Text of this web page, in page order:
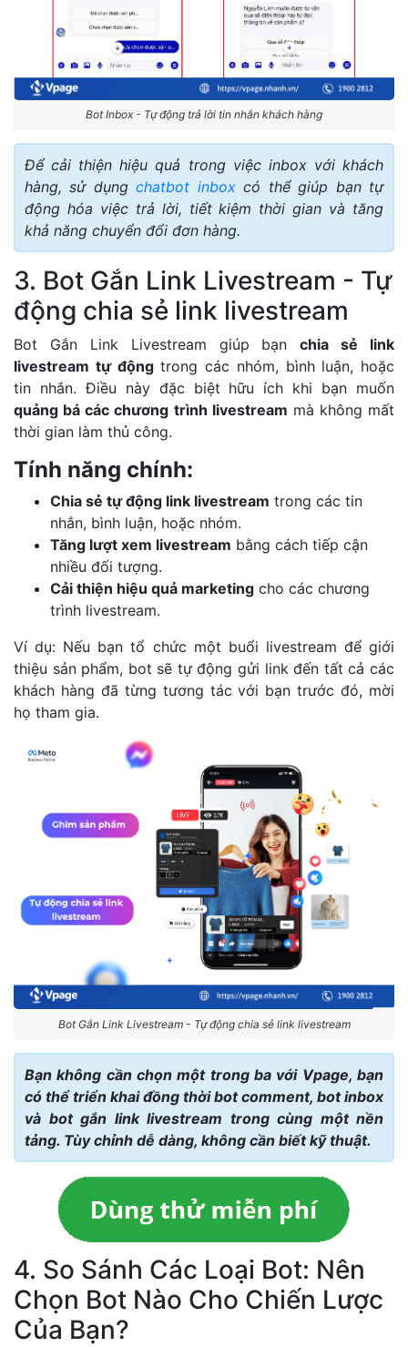
Bot Inbox - Tự động trả lời tin nhắn khách hàng
Để cải thiện hiệu quả trong việc inbox với khách
hàng, sử dụngchatbot inboxcó thể giúp bạn tự
động hóa việc trả lời, tiết kiệm thời gian và tăng
khả năng chuyển đổi đơn hàng.
3. Bot Gắn Link Livestream - Tự
động chia sẻ link livestream
Bot Gắn Link Livestream giúp bạnchia sẻ link
livestream tự độngtrong các nhóm, bình luận, hoặc
tin nhắn. Điều này đặc biệt hữu ích khi bạn muốn
quảng bá các chương trình livestream mà không mất
thời gian làm thủ công.
Tính năng chính:
Chia sẻ tự động link livestream trong các tin
nhắn, bình luận, hoặc nhóm.
Tăng lượt xem livestream bằng cách tiếp cận
nhiều đối tượng.
Cải thiện hiệu quả marketing cho các chương
trình livestream.
Ví dụ: Nếu bạn tổ chức một buổi livestream để giới
thiệu sản phẩm, bot sẽ tự động gửi link đến tất cả các
khách hàng đã từng tương tác với bạn trước đó, mời
họ tham gia.
Bot Gắn Link Livestream - Tự động chia sẻ link livestream
Bạn không cần chọn một trong ba với Vpage, bạn
có thể triển khai đồng thời bot comment, bot inbox
và bot gắn link livestream trong cùng một nền
tảng. Tùy chỉnh dễ dàng, không cần biết kỹ thuật.
4. So Sánh Các Loại Bot: Nên
Chọn Bot Nào Cho Chiến Lược
Của Bạn?